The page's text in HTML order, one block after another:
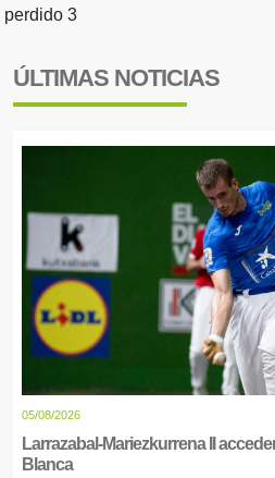
perdido 3
ÚLTIMAS NOTICIAS
05/08/2026
Larrazabal-Mariezkurrena II
Blanca